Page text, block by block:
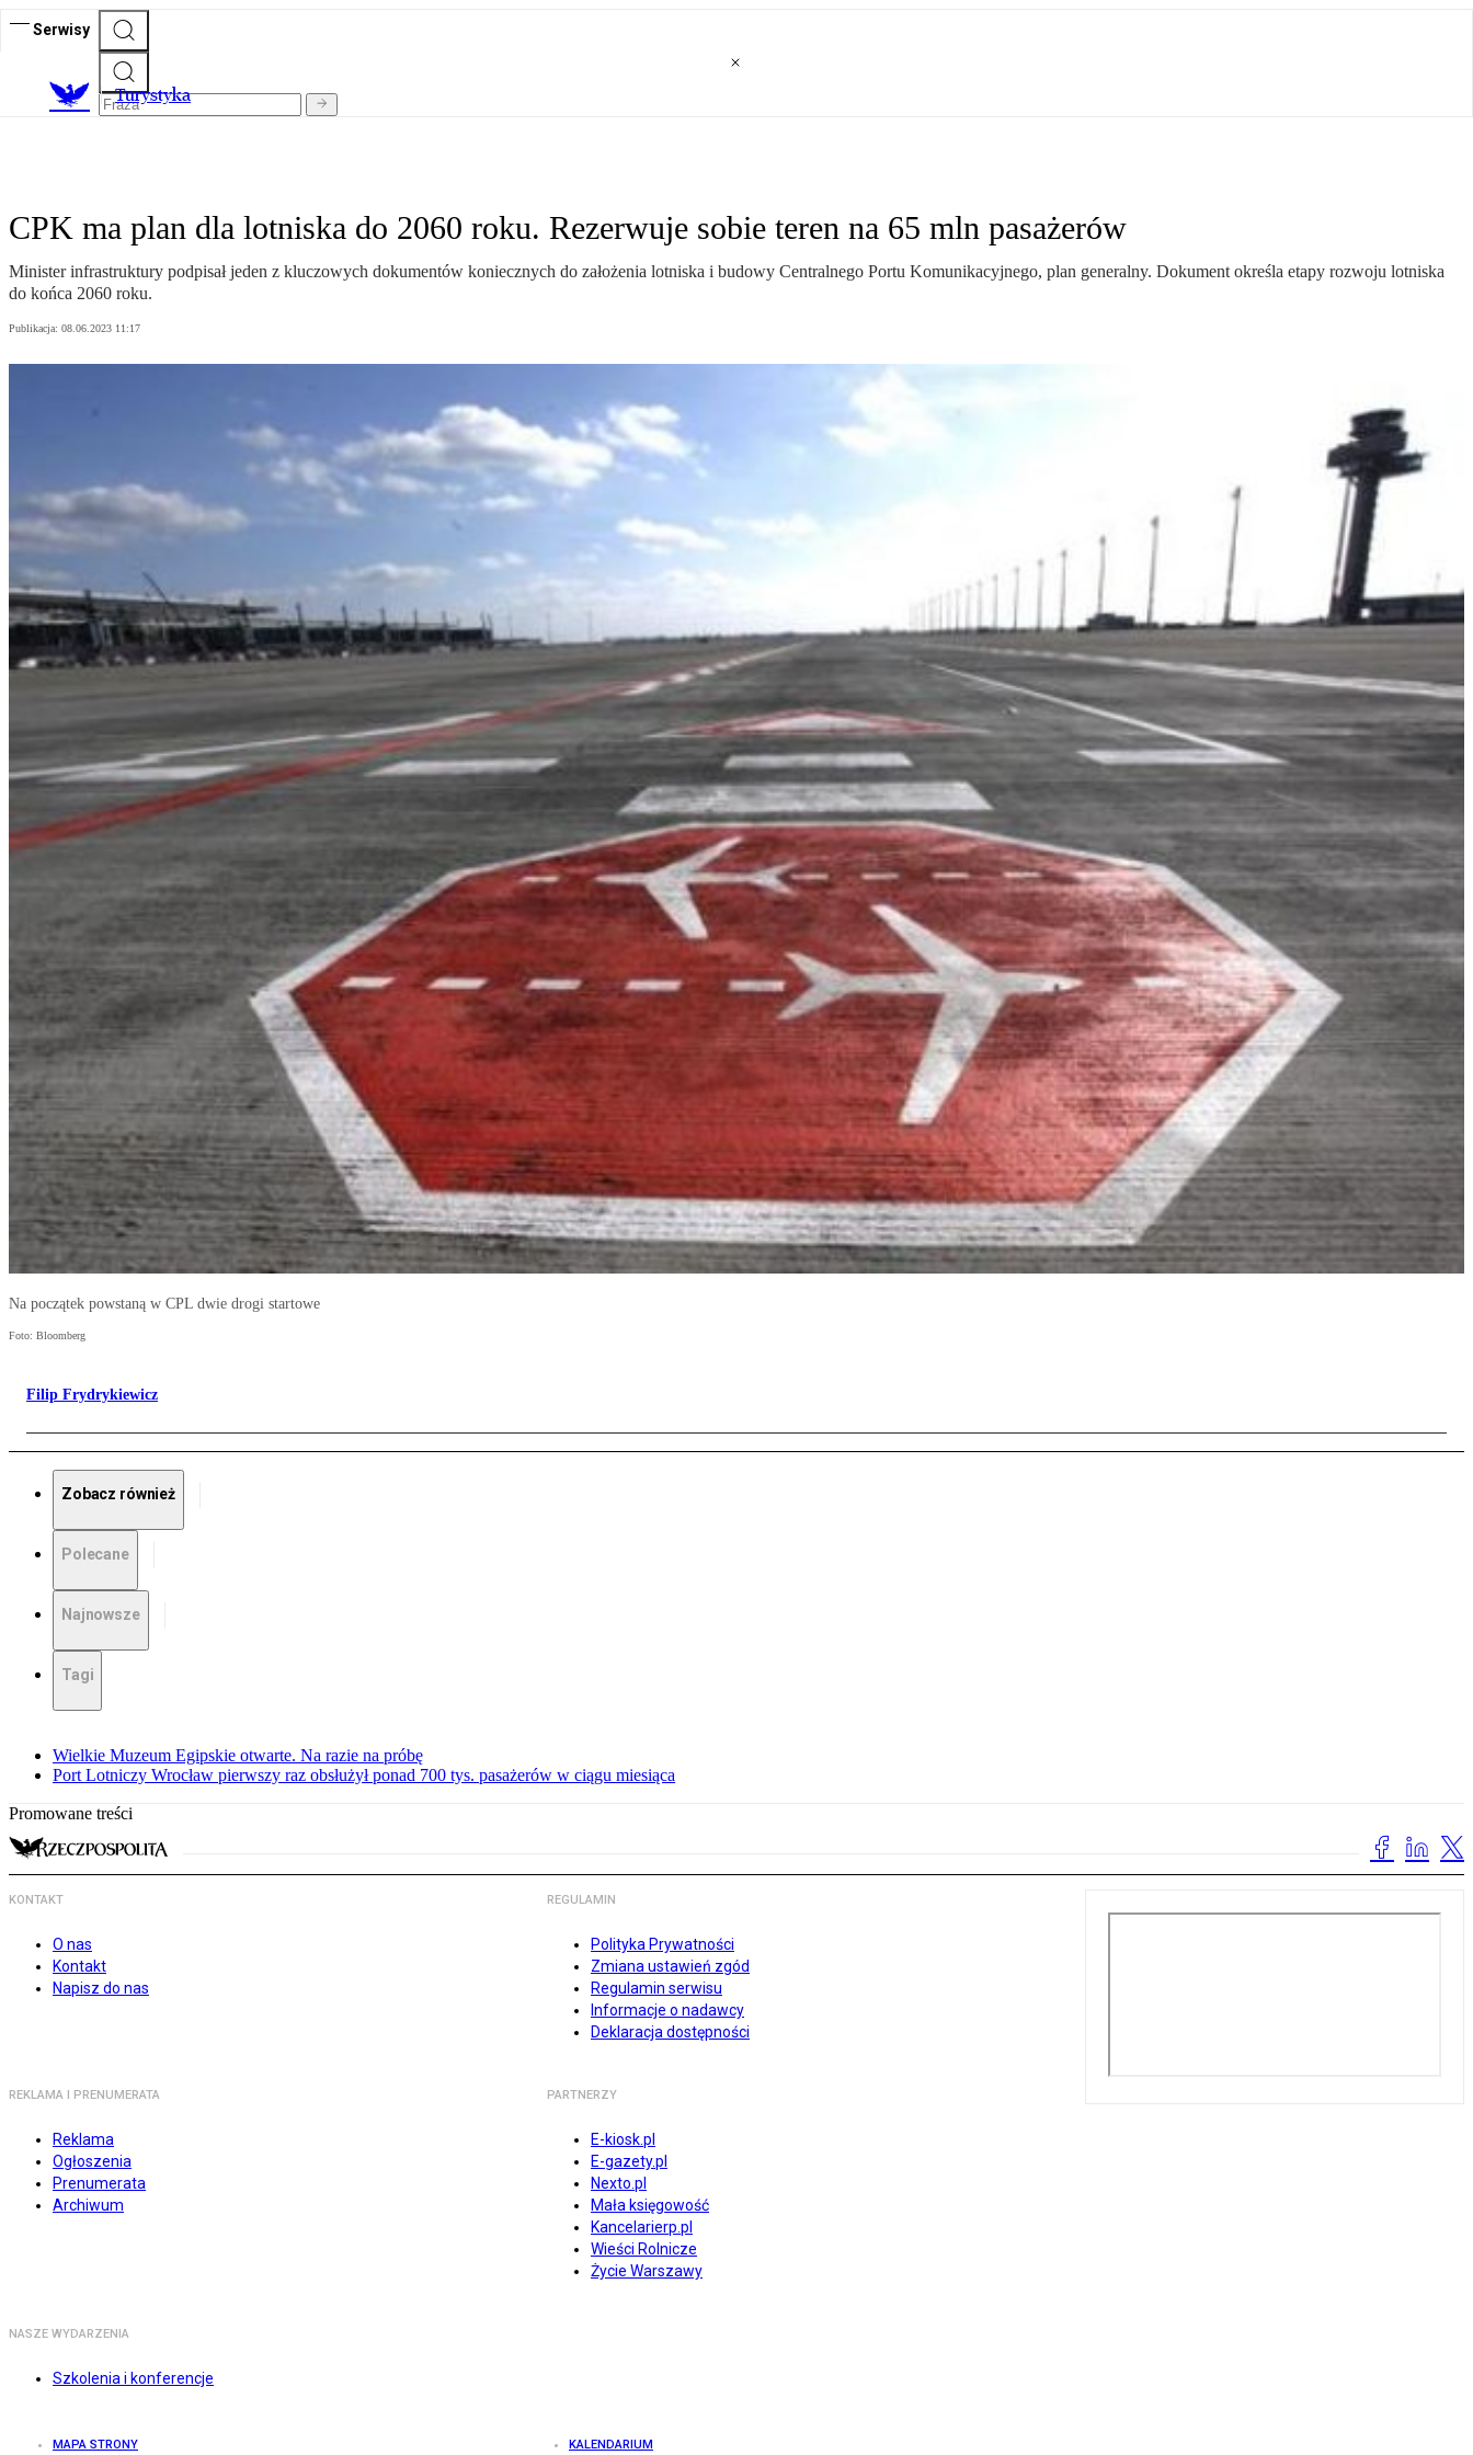
Serwisy
Turystyka
CPK ma plan dla lotniska do 2060 roku. Rezerwuje sobie teren na 65 mln pasażerów
Minister infrastruktury podpisał jeden z kluczowych dokumentów koniecznych do założenia lotniska i budowy Centralnego Portu Komunikacyjnego, plan generalny. Dokument określa etapy rozwoju lotniska
do końca 2060 roku.
Publikacja: 08.06.2023 11:17
Na początek powstaną w CPL dwie drogi startowe
Foto: Bloomberg
Filip Frydrykiewicz
Zobacz również
Polecane
Najnowsze
Tagi
Wielkie Muzeum Egipskie otwarte. Na razie na próbę
Port Lotniczy Wrocław pierwszy raz obsłużył ponad 700 tys. pasażerów w ciągu miesiąca
Promowane treści
KONTAKT
O nas
Kontakt
Napisz do nas
REGULAMIN
Polityka Prywatności
Zmiana ustawień zgód
Regulamin serwisu
Informacje o nadawcy
Deklaracja dostępności
REKLAMA I PRENUMERATA
Reklama
Ogłoszenia
Prenumerata
Archiwum
PARTNERZY
E-kiosk.pl
E-gazety.pl
Nexto.pl
Mała księgowość
Kancelarierp.pl
Wieści Rolnicze
Życie Warszawy
NASZE WYDARZENIA
Szkolenia i konferencje
MAPA STRONY KALENDARIUM